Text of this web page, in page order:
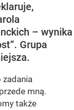
– wynika
Grupa
mną.
także